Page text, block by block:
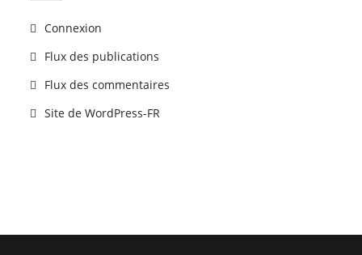
Connexion
Flux des publications
Flux des commentaires
Site de WordPress-FR